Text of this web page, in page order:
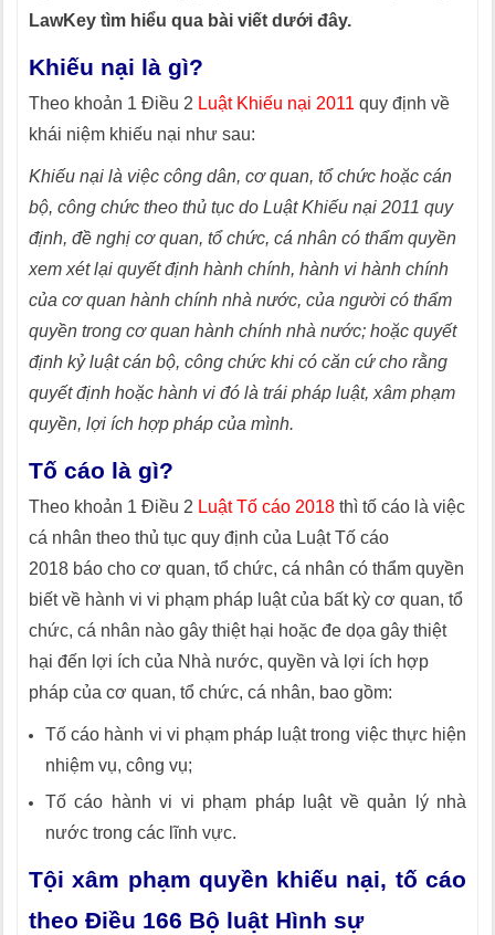
LawKey tìm hiểu qua bài viết dưới đây.
Khiếu nại là gì?
Theo khoản 1 Điều 2 Luật Khiếu nại 2011 quy định về
khái niệm khiếu nại như sau:
Khiếu nại là việc công dân, cơ quan, tổ chức hoặc cán
bộ, công chức theo thủ tục do Luật Khiếu nại 2011 quy
định, đề nghị cơ quan, tổ chức, cá nhân có thẩm quyền
xem xét lại quyết định hành chính, hành vi hành chính
của cơ quan hành chính nhà nước, của người có thẩm
quyền trong cơ quan hành chính nhà nước; hoặc quyết
định kỷ luật cán bộ, công chức khi có căn cứ cho rằng
quyết định hoặc hành vi đó là trái pháp luật, xâm phạm
quyền, lợi ích hợp pháp của mình.
Tố cáo là gì?
Theo khoản 1 Điều 2 Luật Tố cáo 2018 thì tố cáo là việc
cá nhân theo thủ tục quy định của Luật Tố cáo
2018 báo cho cơ quan, tổ chức, cá nhân có thẩm quyền
biết về hành vi vi phạm pháp luật của bất kỳ cơ quan, tổ
chức, cá nhân nào gây thiệt hại hoặc đe dọa gây thiệt
hại đến lợi ích của Nhà nước, quyền và lợi ích hợp
pháp của cơ quan, tổ chức, cá nhân, bao gồm:
Tố cáo hành vi vi phạm pháp luật trong việc thực hiện
nhiệm vụ, công vụ;
Tố cáo hành vi vi phạm pháp luật về quản lý nhà
nước trong các lĩnh vực.
Tội xâm phạm quyền khiếu nại, tố cáo
theo Điều 166 Bộ luật Hình sự